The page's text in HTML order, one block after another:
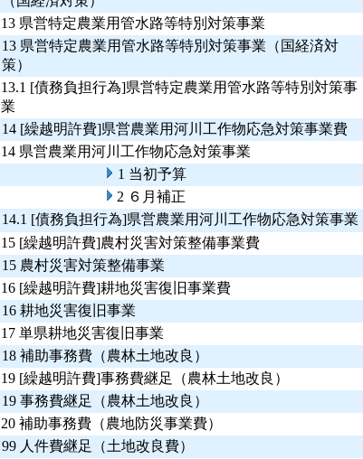
13 県営特定農業用管水路等特別対策事業
13 県営特定農業用管水路等特別対策事業（国経済対
策）
13.1 [債務負担行為]県営特定農業用管水路等特別対策事
業
14 [繰越明許費]県営農業用河川工作物応急対策事業費
14 県営農業用河川工作物応急対策事業
1 当初予算
2 ６月補正
14.1 [債務負担行為]県営農業用河川工作物応急対策事業
15 [繰越明許費]農村災害対策整備事業費
15 農村災害対策整備事業
16 [繰越明許費]耕地災害復旧事業費
16 耕地災害復旧事業
17 単県耕地災害復旧事業
18 補助事務費（農林土地改良）
19 [繰越明許費]事務費継足（農林土地改良）
19 事務費継足（農林土地改良）
20 補助事務費（農地防災事業費）
99 人件費継足（土地改良費）